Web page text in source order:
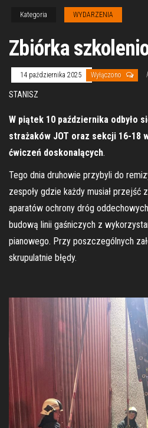
Kategoria WYDARZENIA
Zbiórka
14 października 2025 Wyłączono
STANISZ
W piątek 10 października odbyło
strażaków JOT oraz sekcji 16-18
ćwiczeń doskonalących.
Tego dnia druhowie przybyli do
zespoły gdzie każdy musiał przejść
aparatów ochrony dróg
budową linii gaśniczych z
pianowego. Przy poszczególnych
skrupulatnie błędy.